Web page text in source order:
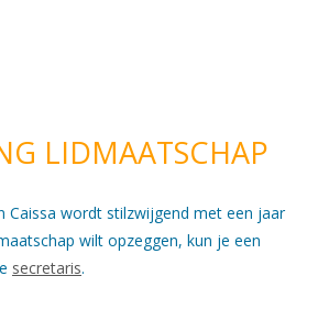
LIDMAATSCHAP
Caissa wordt stilzwijgend met een jaar
wilt opzeggen, kun je een
secretaris.